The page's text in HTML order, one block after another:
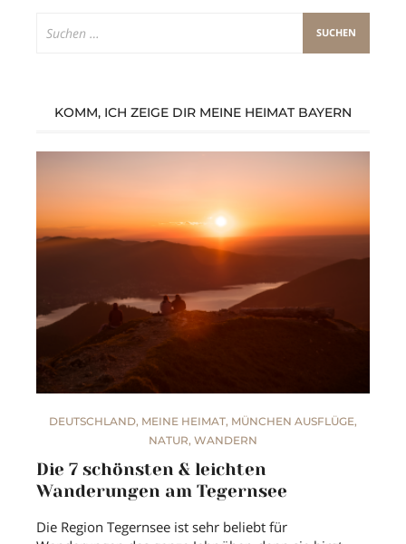
nach:
KOMM, ICH ZEIGE DIR MEINE HEIMAT BAYERN
DEUTSCHLAND, MEINE HEIMAT, MÜNCHEN AUSFLÜGE,
NATUR, WANDERN
Die 7 schönsten & leichten
Wanderungen am Tegernsee
Die Region Tegernsee ist sehr beliebt für